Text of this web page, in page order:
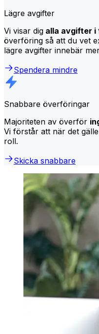
Lägre avgifter
Vi visar dig alla avgifter i
överföring så att du vet
lägre avgifter innebär
Spendera mindre
Snabbare överföringar
Majoriteten av överför
Vi förstår att när det
roll.
Skicka snabbare